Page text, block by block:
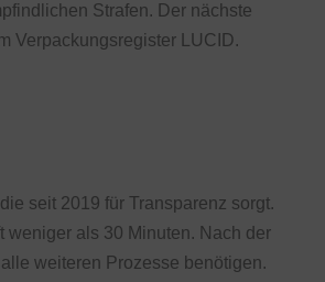
Strafen. Der nächste
Verpackungsregister LUCID.
seit 2019 für Transparenz sorgt.
weniger als 30 Minuten. Nach der
weiteren Prozesse benötigen.